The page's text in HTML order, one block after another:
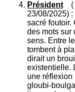
Président (
23/08/2025)
sacré foutoir.
des mots sur
sens. Entre
tombent à
dirait un
existentielle.
une réflexion
gloubi-